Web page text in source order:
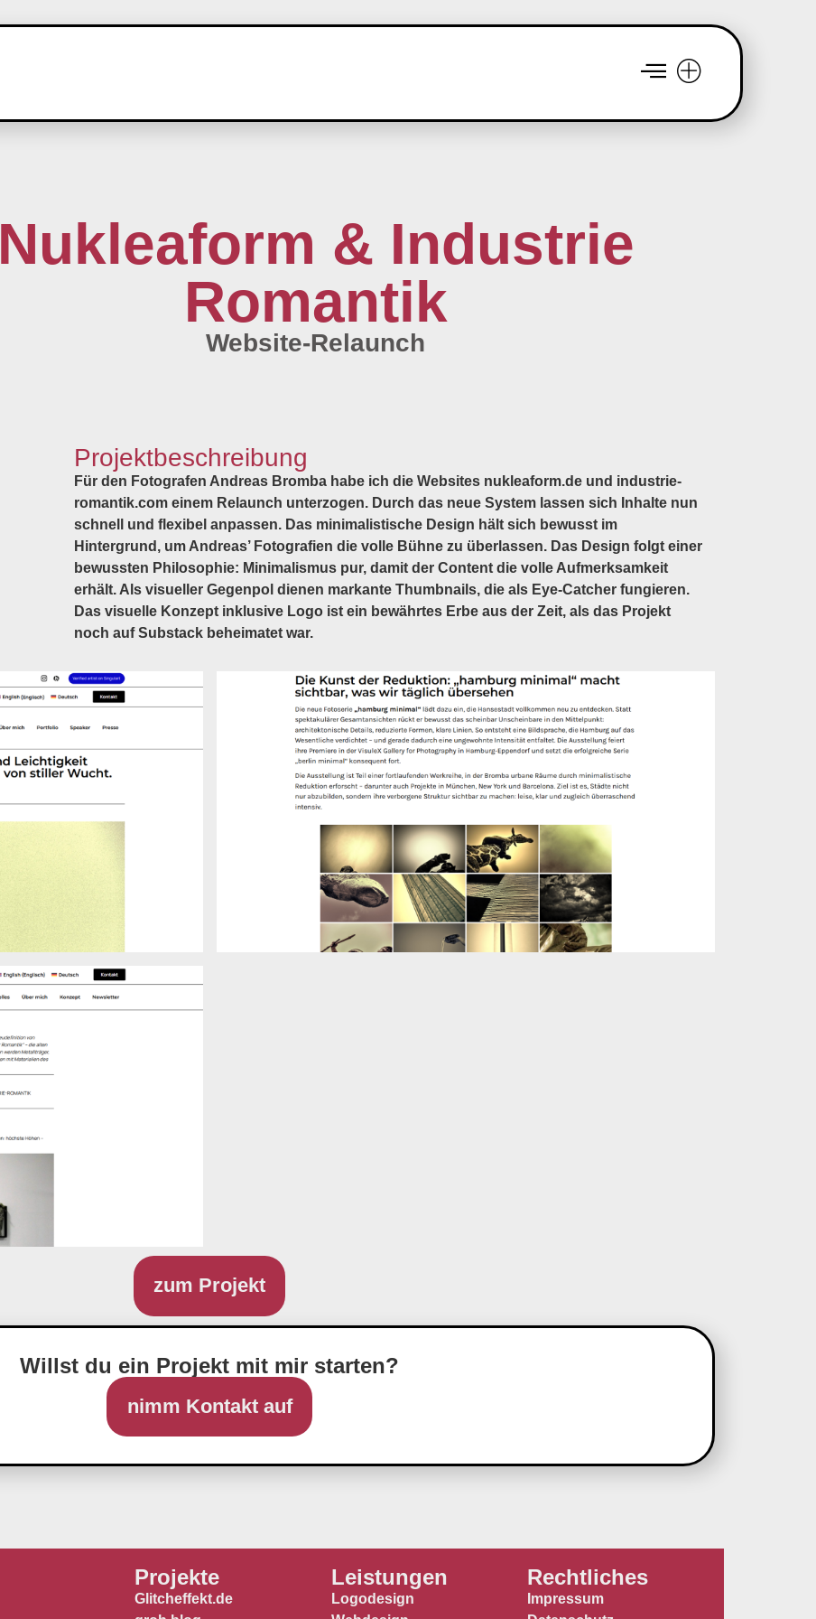
Nukleaform & Industrie
Romantik
Website-Relaunch
Projektbeschreibung
Für den Fotografen Andreas Bromba habe ich die Websites nukleaform.de und industrie-
romantik.com einem Relaunch unterzogen. Durch das neue System lassen sich Inhalte nun
schnell und flexibel anpassen. Das minimalistische Design hält sich bewusst im
Hintergrund, um Andreas’ Fotografien die volle Bühne zu überlassen. Das Design folgt einer
bewussten Philosophie: Minimalismus pur, damit der Content die volle Aufmerksamkeit
erhält. Als visueller Gegenpol dienen markante Thumbnails, die als Eye-Catcher fungieren.
Das visuelle Konzept inklusive Logo ist ein bewährtes Erbe aus der Zeit, als das Projekt
noch auf Substack beheimatet war.
zum Projekt
Willst du ein Projekt mit mir starten?
nimm Kontakt auf
Projekte
Glitcheffekt.de
Leistungen
Logodesign
Rechtliches
Impressum